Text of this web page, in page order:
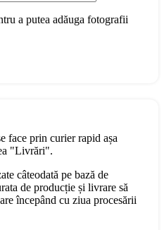
a putea adăuga fotografii
face prin curier rapid așa
"Livrări".
câteodată pe bază de
de producție și livrare să
începând cu ziua procesării